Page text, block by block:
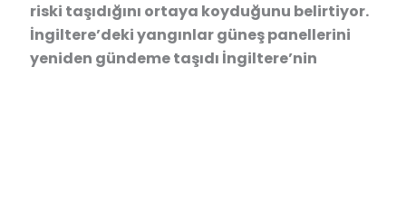
riski taşıdığını ortaya koyduğunu belirtiyor.
İngiltere’deki yangınlar güneş panellerini
yeniden gündeme taşıdı İngiltere’nin